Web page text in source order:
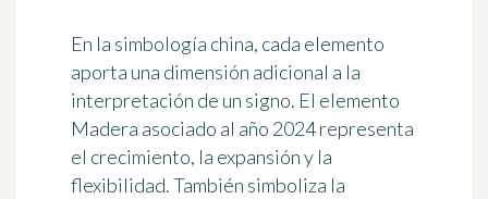
En la simbología china, cada elemento
aporta una dimensión adicional a la
interpretación de un signo. El elemento
Madera asociado al año 2024 representa
el crecimiento, la expansión y la
flexibilidad. También simboliza la